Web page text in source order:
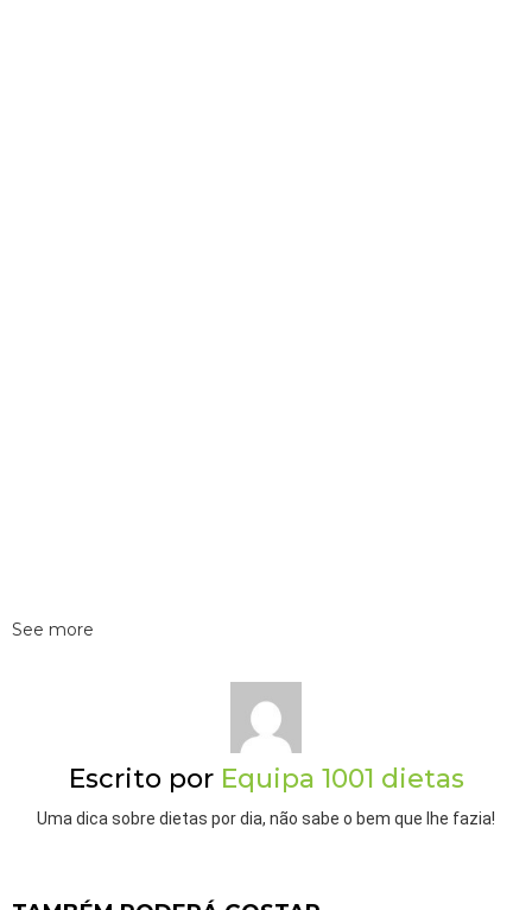
See more
Escrito por Equipa 1001 dietas
Uma dica sobre dietas por dia, não sabe o bem que lhe fazia!